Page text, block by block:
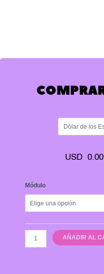
USD 0.00
Módulo
MEMBRESÍA
1:
PRIMEROS
PASOS
cantidad
AÑADIR AL